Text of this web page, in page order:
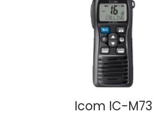
Icom IC-M73